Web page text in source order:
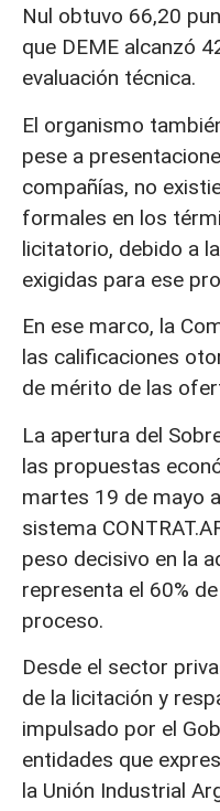
Nul obtuvo 66,20
que DEME alcanzó
evaluación técnica.
El organismo
pese a
compañías, no
formales en los
licitatorio, debido a
exigidas para ese
En ese marco, la
las calificaciones
de mérito de las
La apertura del
las propuestas
martes 19 de mayo
sistema
peso decisivo en la
representa el 60%
proceso.
Desde el sector
de la licitación y
impulsado por el
entidades que
la Unión Industrial